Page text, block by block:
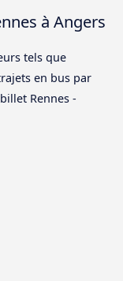
à Angers
tels que
en bus par
Rennes -